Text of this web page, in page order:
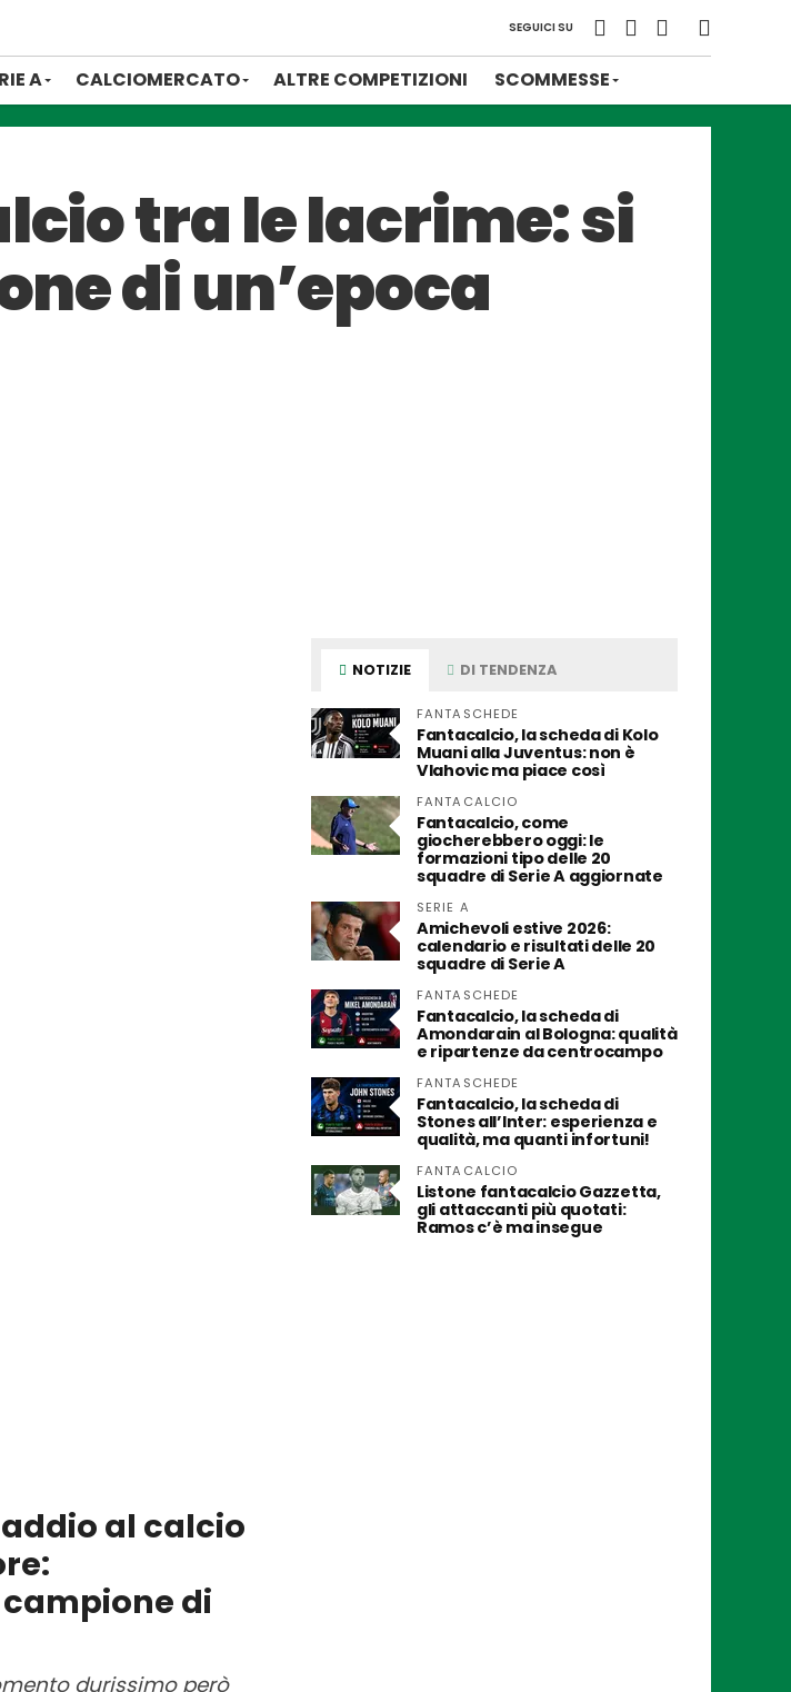
SEGUICI SU
A CALCIOMERCATO ALTRE COMPETIZIONI SCOMMESSE
tra le lacrime: si
di un’epoca
al calcio
di
durissimo però
NOTIZIE DI TENDENZA
FANTASCHEDE
Fantacalcio, la scheda di Kolo
Muani alla Juventus: non è
Vlahovic ma piace così
FANTACALCIO
Fantacalcio, come
giocherebbero oggi: le
formazioni tipo delle 20
squadre di Serie A aggiornate
SERIE A
Amichevoli estive 2026:
calendario e risultati delle 20
squadre di Serie A
FANTASCHEDE
Fantacalcio, la scheda di
Amondarain al Bologna: qualità
e ripartenze da centrocampo
FANTASCHEDE
Fantacalcio, la scheda di
Stones all’Inter: esperienza e
qualità, ma quanti infortuni!
FANTACALCIO
Listone fantacalcio Gazzetta,
gli attaccanti più quotati:
Ramos c’è ma insegue